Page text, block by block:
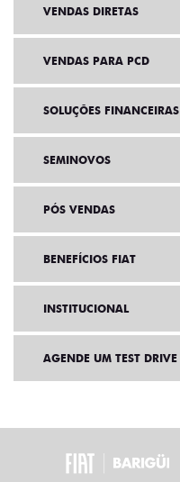
VENDAS DIRETAS
VENDAS PARA PCD
SOLUÇÕES FINANCEIRAS
SEMINOVOS
PÓS VENDAS
BENEFÍCIOS FIAT
INSTITUCIONAL
AGENDE UM TEST DRIVE